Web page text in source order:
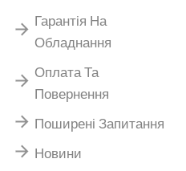
Гарантія На
Обладнання
Оплата Та
Повернення
Поширені Запитання
Новини